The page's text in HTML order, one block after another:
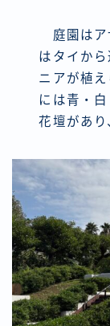
庭園はア
はタイか
ニアが植
には青・
花壇があり